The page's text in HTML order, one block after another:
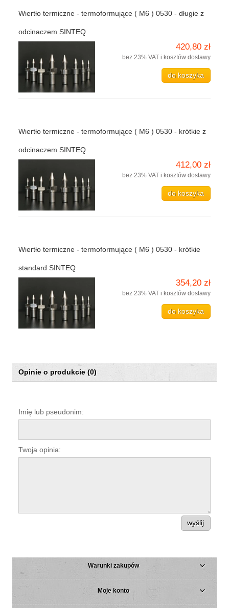
Wiertło termiczne - termoformujące ( M6 ) 0530 - długie z
odcinaczem SINTEQ
420,80 zł
bez 23% VAT i kosztów dostawy
do koszyka
Wiertło termiczne - termoformujące ( M6 ) 0530 - krótkie z
odcinaczem SINTEQ
412,00 zł
bez 23% VAT i kosztów dostawy
do koszyka
Wiertło termiczne - termoformujące ( M6 ) 0530 - krótkie
standard SINTEQ
354,20 zł
bez 23% VAT i kosztów dostawy
do koszyka
Opinie o produkcie (0)
Imię lub pseudonim:
Twoja opinia:
wyślij
Warunki zakupów
Moje konto